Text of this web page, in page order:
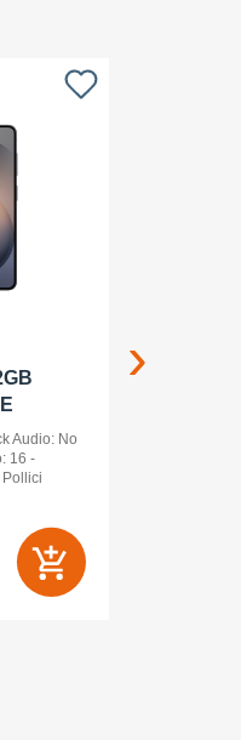
Audio: No
16 -
-
Sim: Sì